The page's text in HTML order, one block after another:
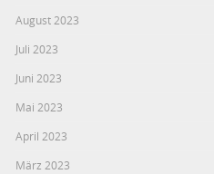
August 2023
Juli 2023
Juni 2023
Mai 2023
April 2023
März 2023